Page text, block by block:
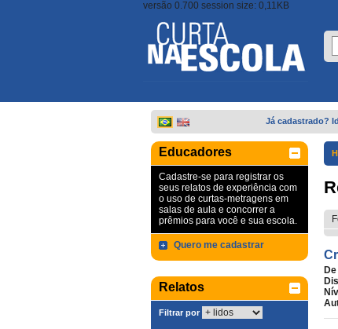
versão 0.700 session size: 0,11KB
Já cadastrado?
Educadores
Cadastre-se para registrar os
seus relatos de experiência com
o uso de curtas-metragens em
salas de aula e concorrer a
prêmios para você e sua escola.
Quero me cadastrar
Relatos
Filtrar por
De